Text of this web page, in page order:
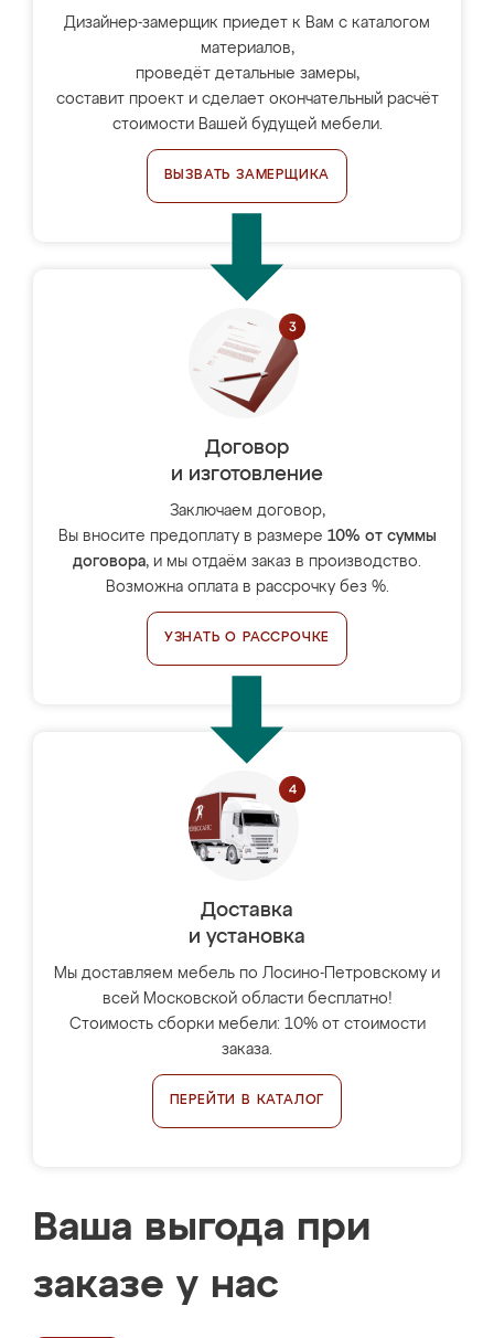
Дизайнер-замерщик приедет к Вам с каталогом
материалов,
проведёт детальные замеры,
составит проект и сделает окончательный расчёт
стоимости Вашей будущей мебели.
ВЫЗВАТЬ ЗАМЕРЩИКА
Договор
и изготовление
Заключаем договор,
Вы вносите предоплату в размере 10% от суммы
договора, и мы отдаём заказ в производство.
Возможна оплата в рассрочку без %.
УЗНАТЬ О РАССРОЧКЕ
Доставка
и установка
Мы доставляем мебель по Лосино-Петровскому и
всей Московской области бесплатно!
Стоимость сборки мебели: 10% от стоимости
заказа.
ПЕРЕЙТИ В КАТАЛОГ
Ваша выгода при
заказе у нас